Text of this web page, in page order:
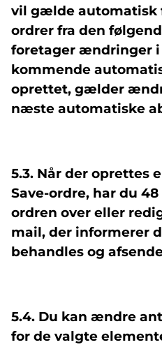
vil gælde automatisk
ordrer fra den
foretager ændringer i
kommende
oprettet, gælder
næste automatiske
5.3. Når der oprettes
Save-ordre, har du
ordren over eller
mail, der informerer
behandles og
5.4. Du kan ændre
for de valgte